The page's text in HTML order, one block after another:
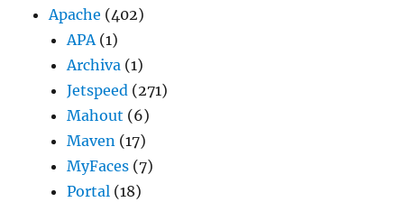
Apache (402)
APA(1)
Archiva (1)
Jetspeed (271)
Mahout (6)
Maven (17)
MyFaces (7)
Portal (18)